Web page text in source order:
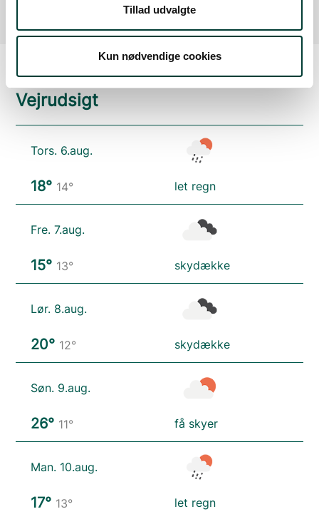
Tillad udvalgte
Kun nødvendige cookies
Vejrudsigt
Tors. 6.aug.
18° 14° let regn
Fre. 7.aug.
15° 13° skydække
Lør. 8.aug.
20° 12° skydække
Søn. 9.aug.
26° 11° få skyer
Man. 10.aug.
17° 13° let regn